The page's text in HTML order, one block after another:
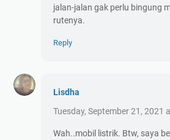
jalan-jalan gak perlu bingung
rutenya.
Reply
Lisdha
Tuesday, September 21, 2021
Wah..mobil listrik. Btw, saya